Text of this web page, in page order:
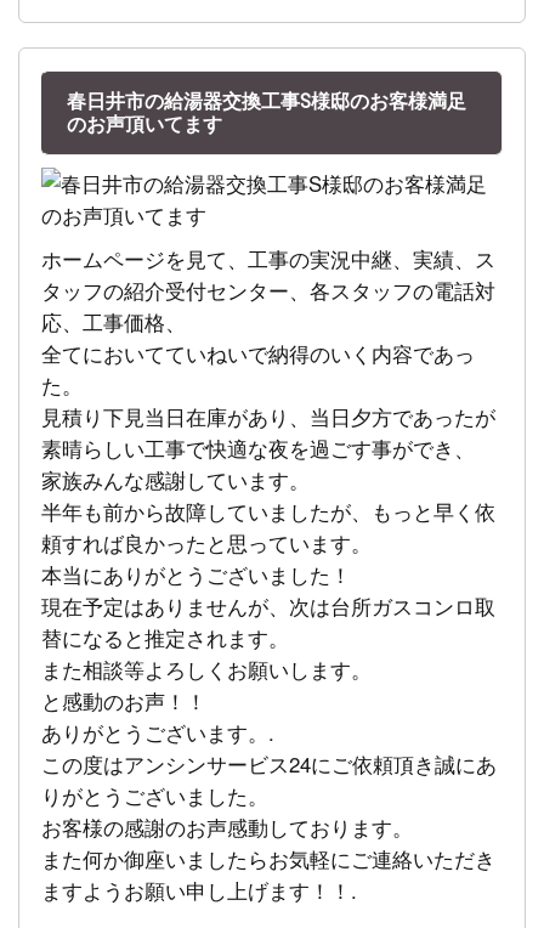
春日井市の給湯器交換工事S様邸のお客様満足
のお声頂いてます
ホームページを見て、工事の実況中継、実績、ス
タッフの紹介受付センター、各スタッフの電話対
応、工事価格、
全てにおいてていねいで納得のいく内容であっ
た。
見積り下見当日在庫があり、当日夕方であったが
素晴らしい工事で快適な夜を過ごす事ができ、
家族みんな感謝しています。
半年も前から故障していましたが、もっと早く依
頼すれば良かったと思っています。
本当にありがとうございました！
現在予定はありませんが、次は台所ガスコンロ取
替になると推定されます。
また相談等よろしくお願いします。
と感動のお声！！
ありがとうございます。.
この度はアンシンサービス24にご依頼頂き誠にあ
りがとうございました。
お客様の感謝のお声感動しております。
また何か御座いましたらお気軽にご連絡いただき
ますようお願い申し上げます！！.